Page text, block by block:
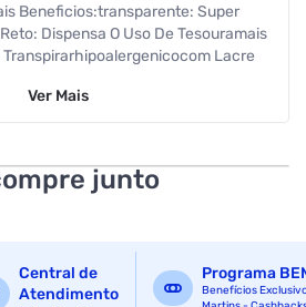
Beneficios:transparente: Super
Dispensa O Uso De Tesouramais
Lacre
Ver Mais
junto
Central de
Atendimento
Programa
Benefícios